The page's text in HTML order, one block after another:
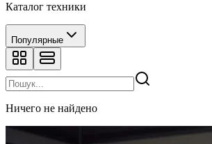
Каталог техники
Популярные
Ничего не найдено